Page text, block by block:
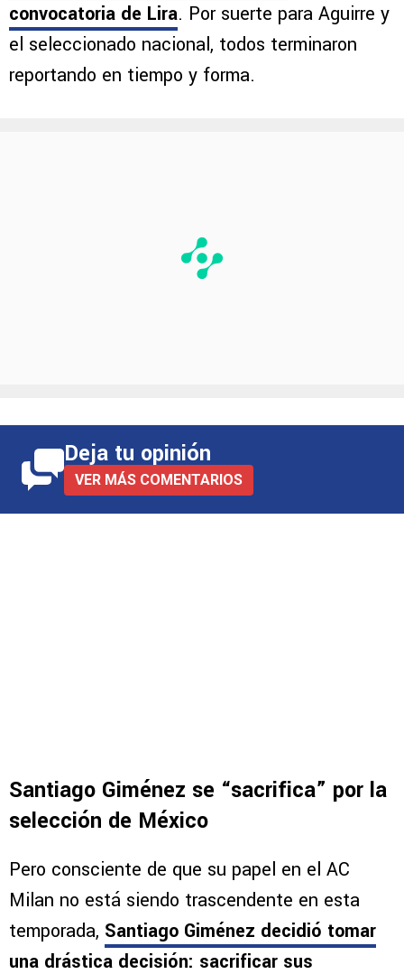
convocatoria de Lira. Por suerte para Aguirre y
el seleccionado nacional, todos terminaron
reportando en tiempo y forma.
Deja tu opinión
VER MÁS COMENTARIOS
Santiago Giménez se “sacrifica” por la
selección de México
Pero consciente de que su papel en el AC
Milan no está siendo trascendente en esta
temporada, Santiago Giménez decidió tomar
una drástica decisión: sacrificar sus